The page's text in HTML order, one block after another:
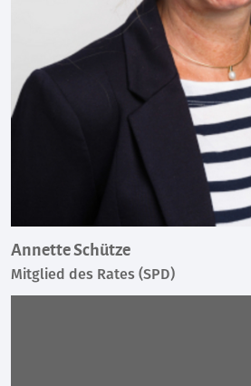
Annette Schütze
Mitglied des Rates (SPD)